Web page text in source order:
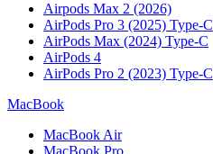
Airpods Max 2 (2026)
AirPods Pro 3 (2025) Type-C
AirPods Max (2024) Type-C
AirPods 4
AirPods Pro 2 (2023) Type-C
MacBook
MacBook Air
MacBook Pro